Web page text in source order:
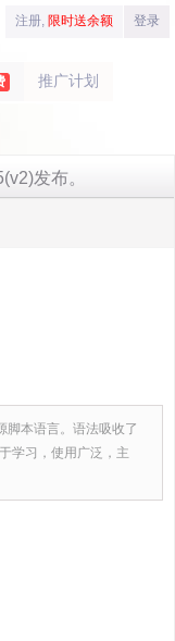
注册, 限时送余额 登录
推广计划
发布。
脚本语言。语法吸收了
学习，使用广泛，主